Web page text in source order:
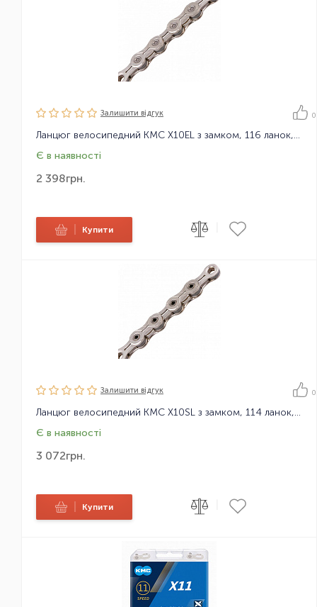
Залишити вiдгук 0
Ланцюг велосипедний KMC X10EL з замком, 116 ланок, 10 зірок
Є в наявності
2 398грн.
Купити
Залишити вiдгук 0
Ланцюг велосипедний KMC X10SL з замком, 114 ланок, 10 зірок
Є в наявності
3 072грн.
Купити